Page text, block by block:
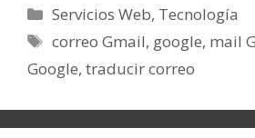
Categorías
Servicios Web, Tecnología
Etiquetas
correo Gmail, google, mail
Google, traducir correo